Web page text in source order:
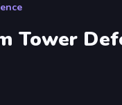
Tower